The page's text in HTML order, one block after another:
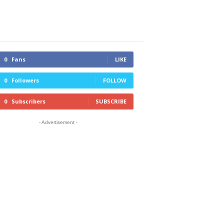
0 Fans LIKE
0 Followers FOLLOW
0 Subscribers SUBSCRIBE
- Advertisement -